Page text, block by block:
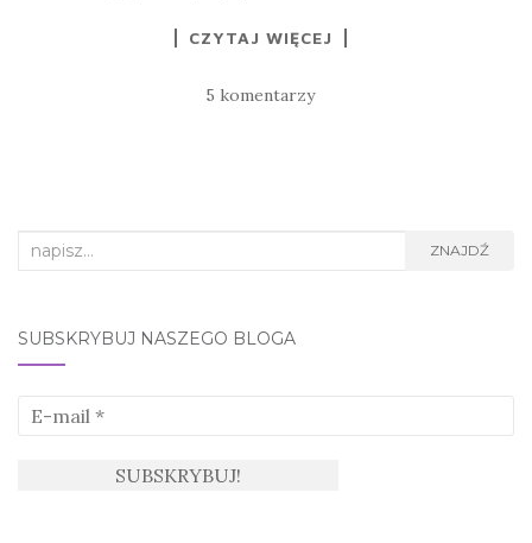
CZYTAJ WIĘCEJ
5 komentarzy
Search
ZNAJDŹ
SUBSKRYBUJ NASZEGO BLOGA